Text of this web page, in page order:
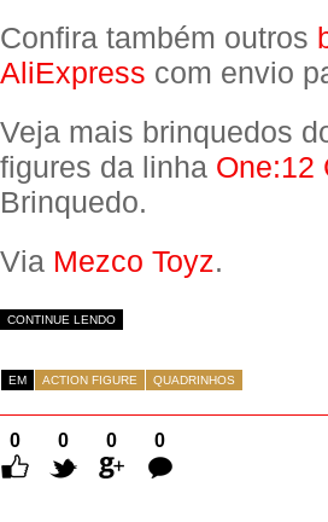
Confira também outros
AliExpress com envio
Veja mais brinquedos
figures da linha One:12
Brinquedo.
Via Mezco Toyz.
CONTINUE LENDO
EM ACTION FIGURE QUADRINHOS
0 0 0
0
Comentários